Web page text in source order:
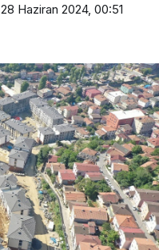
28 Haziran 2024, 00:51